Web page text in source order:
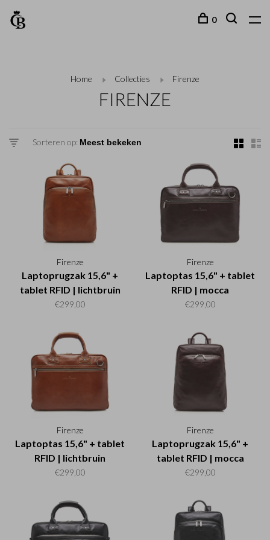
0
Home Collecties Firenze
FIRENZE
Sorteren op:
Firenze
Laptoprugzak 15,6" +
tablet RFID | lichtbruin
€299,00
Firenze
Laptoptas 15,6" + tablet
RFID | mocca
€299,00
Firenze
Laptoptas 15,6" + tablet
RFID | lichtbruin
€299,00
Firenze
Laptoprugzak 15,6" +
tablet RFID | mocca
€299,00